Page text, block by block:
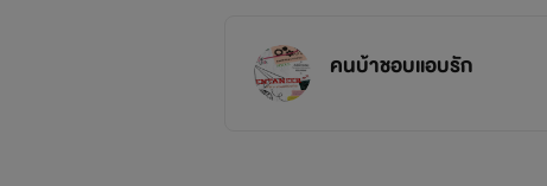
คนบ้าชอบเเอบรัก